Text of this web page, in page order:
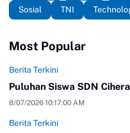
Sosial
TNI
Most Popular
Berita Terkini
Puluhan Siswa SDN
8/07/2026 10:17:00 AM
Berita Terkini